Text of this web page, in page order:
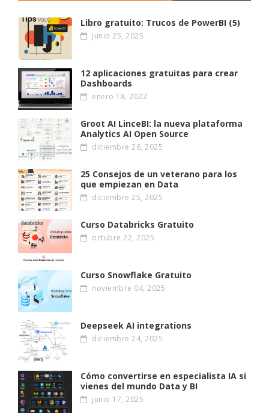
Libro gratuito: Trucos de PowerBI (5)
junio 25, 2025
12 aplicaciones gratuitas para crear
Dashboards
enero 18, 2022
Groot AI LinceBI: la nueva plataforma
Analytics AI Open Source
diciembre 26, 2025
25 Consejos de un veterano para los
que empiezan en Data
diciembre 25, 2025
Curso Databricks Gratuito
octubre 22, 2025
Curso Snowflake Gratuito
noviembre 04, 2025
Deepseek AI integrations
diciembre 24, 2025
Cómo convertirse en especialista IA si
vienes del mundo Data y BI
junio 17, 2025